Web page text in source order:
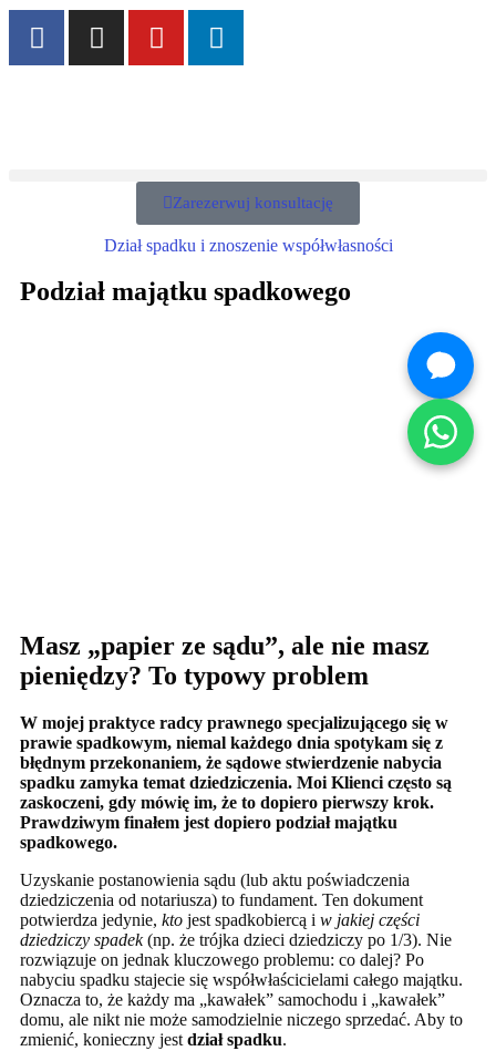
Zarezerwuj konsultację
Dział spadku i znoszenie współwłasności
Podział majątku spadkowego
Masz „papier ze sądu”, ale nie masz
pieniędzy? To typowy problem
W mojej praktyce radcy prawnego specjalizującego się w
prawie spadkowym, niemal każdego dnia spotykam się z
błędnym przekonaniem, że sądowe stwierdzenie nabycia
spadku zamyka temat dziedziczenia. Moi Klienci często są
zaskoczeni, gdy mówię im, że to dopiero pierwszy krok.
Prawdziwym finałem jest dopiero podział majątku
spadkowego.
Uzyskanie postanowienia sądu (lub aktu poświadczenia
dziedziczenia od notariusza) to fundament. Ten dokument
potwierdza jedynie, kto jest spadkobiercą i w jakiej części
dziedziczy spadek(np. że trójka dzieci dziedziczy po 1/3). Nie
rozwiązuje on jednak kluczowego problemu: co dalej? Po
nabyciu spadku stajecie się współwłaścicielami całego majątku.
Oznacza to, że każdy ma „kawałek” samochodu i „kawałek”
domu, ale nikt nie może samodzielnie niczego sprzedać. Aby to
zmienić, konieczny jest dział spadku.